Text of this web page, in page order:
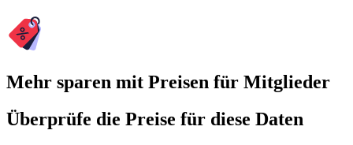
Mehr sparen mit Preisen für Mitglieder
Überprüfe die Preise für diese Daten